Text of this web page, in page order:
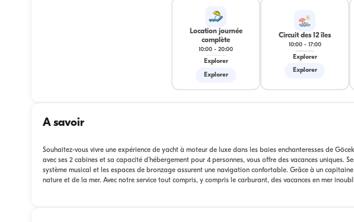
Location journée
complète
10:00 - 20:00
Explorer
Explorer
Circuit des 12 îles
10:00- 17:00
Explorer
Explorer
A savoir
Souhaitez-vous vivre une expérience de yacht à moteur de luxe dans les baies enchanteresses de
avec ses 2 cabines et sa capacité d'hébergement pour 4 personnes, vous offre des vacances uniques.
système musical et les espaces de bronzage assurent une navigation confortable. Grâce à un
nature et de la mer. Avec notre service tout compris, y compris le carburant, des vacances en mer